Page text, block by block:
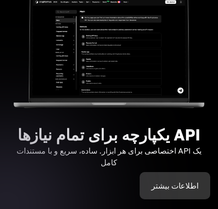
API یکپارچه برای تمام نیازها
یک API اختصاصی برای هر ابزار. ساده، سریع و با مستندات
کامل
اطلاعات بیشتر